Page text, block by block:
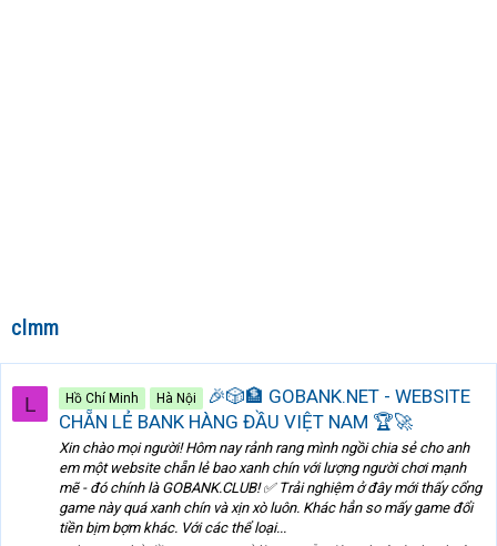
clmm
L Hồ Chí Minh Hà Nội
🎉🎲🏦 GOBANK.NET - WEBSITE
CHẴN LẺ BANK HÀNG ĐẦU VIỆT NAM 🏆🚀
Xin chào mọi người! Hôm nay rảnh rang mình ngồi chia sẻ cho anh
em một website chẵn lẻ bao xanh chín với lượng người chơi mạnh
mẽ - đó chính là GOBANK.CLUB! ✅ Trải nghiệm ở đây mới thấy cổng
game này quá xanh chín và xịn xò luôn. Khác hẳn so mấy game đổi
tiền bịm bợm khác. Với các thể loại...